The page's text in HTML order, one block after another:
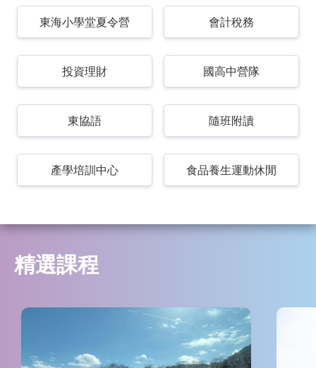
東海小學堂夏令營 會計稅務
投資理財 國高中營隊
東協語 隨班附讀
產學培訓中心 食品養生運動休閒
精選課程